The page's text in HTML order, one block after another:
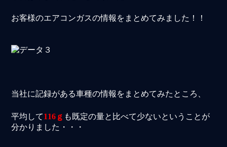
お客様のエアコンガスの情報をまとめてみました！！
当社に記録がある車種の情報をまとめてみたところ、
平均して116ｇ も既定の量と比べて少ないということが
分かりました・・・